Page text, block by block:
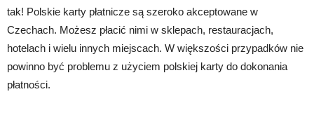
tak! Polskie karty płatnicze są szeroko akceptowane w
Czechach. Możesz płacić nimi w sklepach, restauracjach,
hotelach i wielu innych miejscach. W większości przypadków nie
powinno być problemu z użyciem polskiej karty do dokonania
płatności.